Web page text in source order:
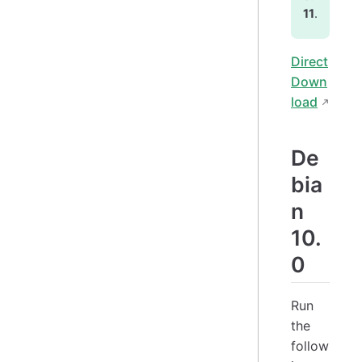
11.
Direct
Down
load
De
bia
n
10.
0
Run
the
follow